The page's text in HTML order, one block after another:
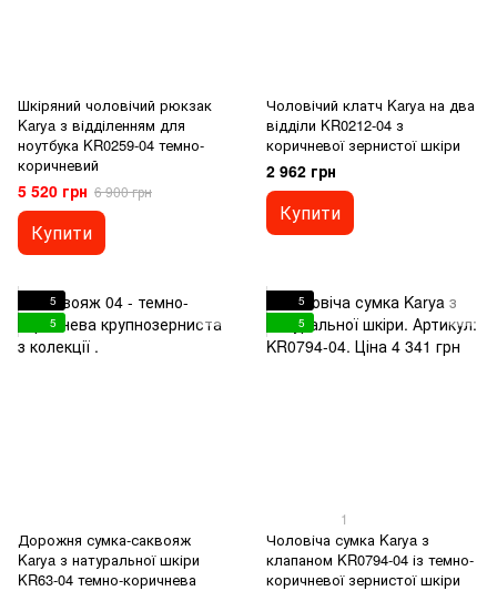
Шкіряний чоловічий рюкзак
Karya з відділенням для
ноутбука KR0259-04 темно-
коричневий
5 520 грн 6 900 грн
Купити
Чоловічий клатч Karya на два
відділи KR0212-04 з
коричневої зернистої шкіри
2 962 грн
Купити
5
5
Дорожня сумка-саквояж
Karya з натуральної шкіри
KR63-04 темно-коричнева
5
5
1
Чоловіча сумка Karya з
клапаном KR0794-04 із темно-
коричневої зернистої шкіри